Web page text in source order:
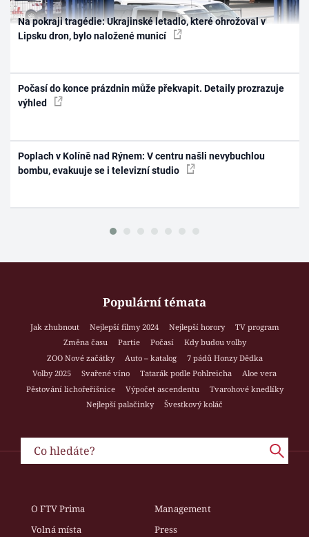
Na pokraji tragédie: Ukrajinské letadlo, které ohrožoval v
Lipsku dron, bylo naložené municí
Počasí do konce prázdnin může překvapit. Detaily prozrazuje
výhled
Poplach v Kolíně nad Rýnem: V centru našli nevybuchlou
bombu, evakuuje se i televizní studio
Populární témata
Jak zhubnout Nejlepší filmy 2024 Nejlepší horory
TV program
Změna času
Partie Počasí
Kdy budou volby
ZOO Nové začátky
Auto – katalog
7 pádů Honzy Dědka
Volby 2025
Svařené víno Tatarák podle Pohlreicha
Aloe vera
Pěstování lichořeřišnice
Výpočet ascendentu
Tvarohové knedlíky
Nejlepší palačinky
Švestkový koláč
O FTV Prima
Management
Volná místa
Press